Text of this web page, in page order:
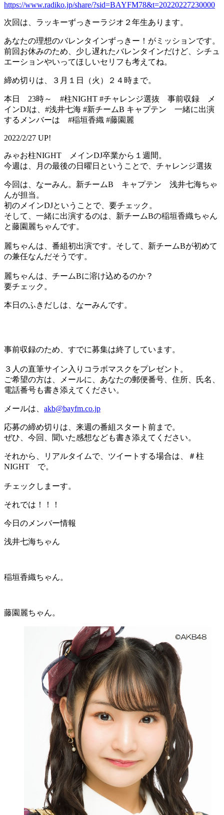
https://www.radiko.jp/share/?sid=BAYFM78&t=20220227230000
次回は、ラッキーずっきーラジオ２年生あります。
あなたの理想のバレンタインずっきー！がミッションです。
前回お休みのため、少し遅れたバレンタインだけど、シチュ
エーションやいってほしいセリフも考えてね。
締め切りは、３月１日（火）２４時まで。
本日 23時～ #柱NIGHT #チャレンジ選抜 事前収録 メ
インDJは、#浅井七海 #新チームB キャプテン 一緒に出演
するメンバーは #稲垣香織 #藤園麗
2022/2/27 UP!
みゃお柱NIGHT メインDJ卒業から１週間。
今週は、月の最後の日曜日ということで、チャレンジ選抜
今回は、なーみん。新チームB キャプテン 浅井七海ちゃ
んが担当。
初のメインDJということで、要チェック。
そして、一緒に出演するのは、新チームBの稲垣香織ちゃん
と藤園麗ちゃんです。
麗ちゃんは、番組初出演です。そして、新チームBが初めて
の兼任なんだそうです。
麗ちゃんは、チームBに溶け込めるのか？
要チェック。
本日のふきだしは、なーみんです。
事前収録のため、すでに募集は終了しています。
３人の直筆サイン入りコラボマスクをプレゼント。
ご希望の方は、メールに、あなたの郵便番号、住所、氏名、
電話番号も書き添えてください。
メールは、 akb@bayfm.co.jp
応募の締め切りは、来週の番組スタート前まで。
ぜひ、今回、聞いた感想なども書き添えてください。
それから、リアルタイムで、ツイートする場合は、＃柱
NIGHT で。
チェックしまーす。
それでは！！！
今日のメンバー情報
浅井七海ちゃん
稲垣香織ちゃん。
藤園麗ちゃん。